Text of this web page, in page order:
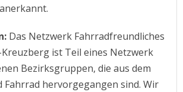
Das Netzwerk Fahrradfreundliches
ist Teil eines Netzwerk
Bezirksgruppen, die aus dem
Fahrrad hervorgegangen sind. Wir